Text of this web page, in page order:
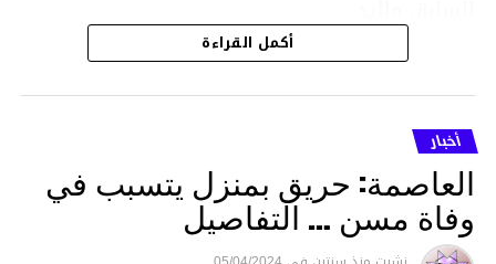
هذا وقد تمكن أعوان مركز الأمن الوطني بحي
هلال في توقيت قياسي من محاصرة المشتبه به
والقبض عليه وإحالته على التحقيق في خصوص
ما نُسبه إليه.
متابعة
أكمل القراءة
أخبار
العاصمة: حريق بمنزل يتسبب في
وفاة مسن … التفاصيل